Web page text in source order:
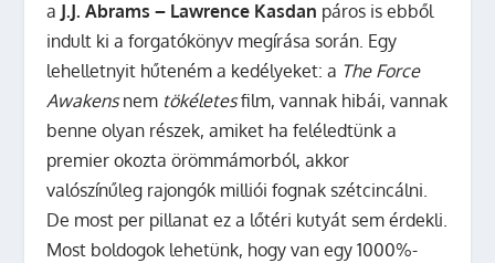
a J.J. Abrams – Lawrence Kasdan páros is ebből
indult ki a forgatókönyv megírása során. Egy
lehelletnyit hűteném a kedélyeket: a The Force
Awakensnem tökéletesfilm, vannak hibái, vannak
benne olyan részek, amiket ha feléledtünk a
premier okozta örömmámorból, akkor
valószínűleg rajongók milliói fognak szétcincálni.
De most per pillanat ez a lőtéri kutyát sem érdekli.
Most boldogok lehetünk, hogy van egy 1000%-